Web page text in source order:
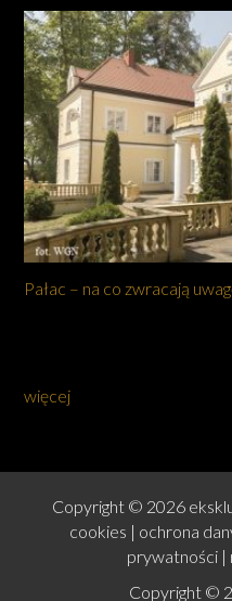
Pałac – na co zwracają
więcej
Copyright © 2026
cookies | ochrona
prywatności |
Copyright ©